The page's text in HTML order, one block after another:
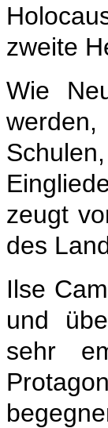
zweite
Wie
zeugt
des
Ilse
und
sehr